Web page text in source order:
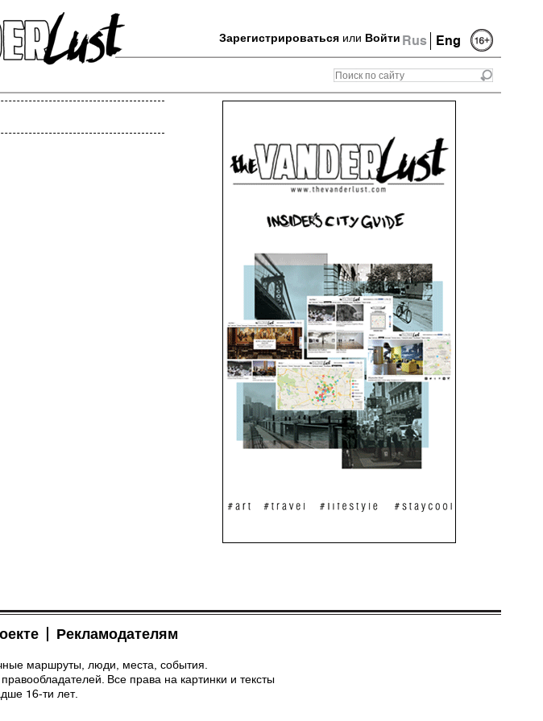
Rus Eng
Зарегистрироваться или Войти
Рекламодателям
маршруты, люди, места, события.
Все права на картинки и тексты
16-ти лет.